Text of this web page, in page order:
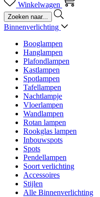
Winkelwagen
Binnenverlichting
Booglampen
Hanglampen
Plafondlampen
Kastlampen
Spotlampen
Tafellampen
Nachtlampje
Vloerlampen
Wandlampen
Rotan lampen
Rookglas lampen
Inbouwspots
Spots
Pendellampen
Soort verlichting
Accessoires
Stijlen
Alle Binnenverlichting